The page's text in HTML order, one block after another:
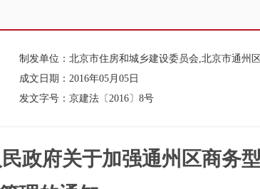
制发单位： 北京市住房和城乡建设委员会,北京市通州
成文日期： 2016年05月05日
发文字号： 京建法〔2016〕8号
政府关于加强通州区商务